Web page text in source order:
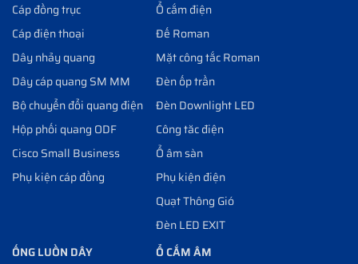
Cáp đồng trục
Cáp điện thoại
Dây nhảy quang
Dây cáp quang SM MM
Bộ chuyển đổi quang điện
Hộp phối quang ODF
Cisco Small Business
Phụ kiện cáp đồng
Ổ cắm điện
Đế Roman
Mặt công tắc Roman
Đèn ốp trần
Đèn Downlight LED
Công tăc điện
Ổ âm sàn
Phụ kiện điện
Quạt Thông Gió
Đèn LED EXIT
ỐNG LUỒN DÂY
Ổ CẮM ÂM